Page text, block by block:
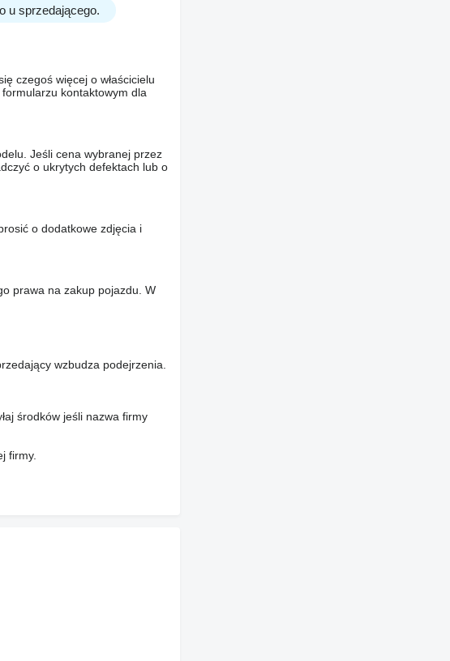
u sprzedającego.
czegoś więcej o właścicielu
kontaktowym dla
Jeśli cena wybranej przez
o ukrytych defektach lub o
o dodatkowe zdjęcia i
prawa na zakup pojazdu. W
wzbudza podejrzenia.
środków jeśli nazwa firmy
firmy.